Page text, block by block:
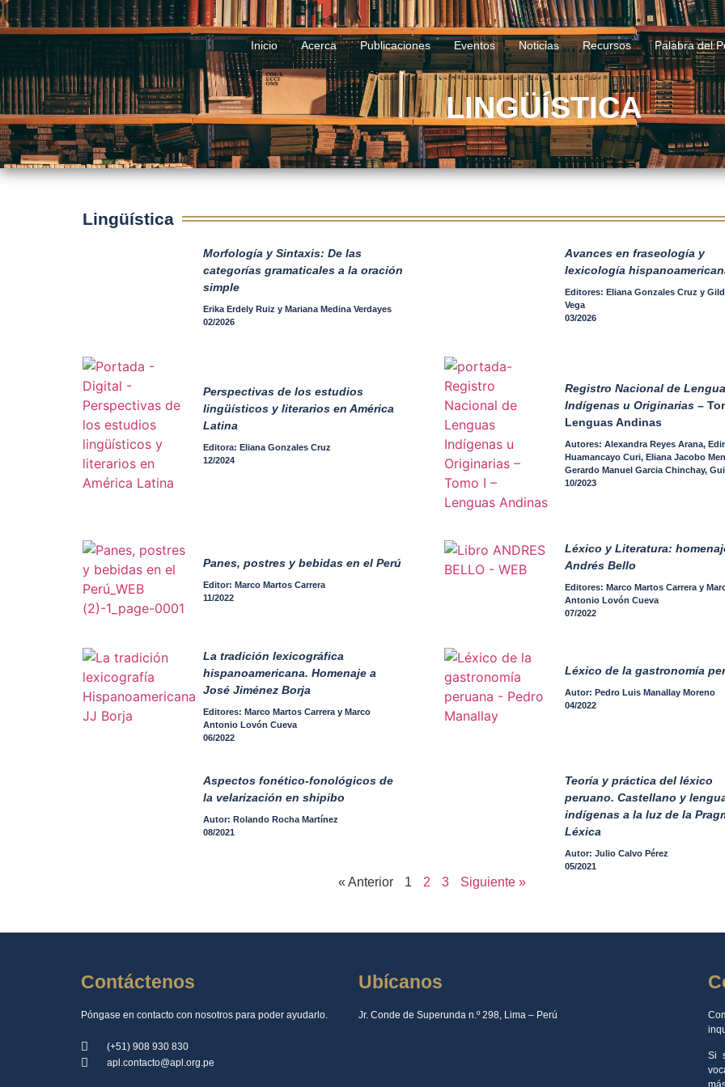
Jr. Conde de Superunda n.º 298, Lima - Perú (+51) 908 930 830 apl.contacto@apl.org.pe
Inicio Acerca Publicaciones Eventos Noticias Recursos Palabra del
Lingüística
LINGÜÍSTICA
Lingüística
Morfología y Sintaxis: De las
categorías gramaticales a la oración
simple
Erika Erdely Ruiz y Mariana Medina Verdayes
02/2026
Avances en fraseología y
lexicología
Editores: Eliana Gonzales Cruz y
Vega
03/2026
Perspectivas de los estudios
lingüísticos y literarios en América
Latina
Editora: Eliana Gonzales Cruz
12/2024
Registro Nacional de
Indígenas u Originarias–
Lenguas Andinas
Autores: Alexandra Reyes Arana,
Huamancayo Curi, Eliana Jacobo
Gerardo Manuel Garcia Chinchay,
Katherine Alata Ramos, Harold Farfán
10/2023
Panes, postres y bebidas en el Perú
Editor: Marco Martos Carrera
11/2022
Léxico y Literatura:
Andrés Bello
Editores: Marco Martos Carrera y
Antonio Lovón Cueva
07/2022
La tradición lexicográfica
hispanoamericana. Homenaje a
José Jiménez Borja
Editores: Marco Martos Carrera y Marco
Antonio Lovón Cueva
06/2022
Léxico de la gastronomía
Autor: Pedro Luis Manallay Moreno
04/2022
Aspectos fonético-fonológicos de
la velarización en shipibo
Autor: Rolando Rocha Martínez
08/2021
Teoría y práctica del léxico
peruano. Castellano y
indígenas a la luz de la
Léxica
Autor: Julio Calvo Pérez
05/2021
« Anterior 1 2 3 Siguiente »
Contáctenos
Póngase en contacto con nosotros para poder ayudarlo.
(+51) 908 930 830
apl.contacto@apl.org.pe
Ubícanos
Jr. Conde de Superunda n.º 298, Lima – Perú
Si